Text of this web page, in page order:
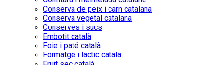
Conserva de peix i carn catalana
Conserva vegetal catalana
Conserves i sucs
Embotit català
Foie i paté català
Formatge i làctic català